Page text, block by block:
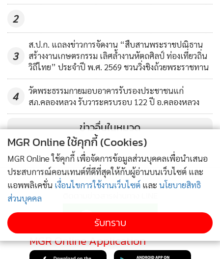
2
3
ส.ป.ก. แถลงข่าวการจัดงาน “สืบสานพระราชปณิธาน
สร้างงานเกษตรกรรม เลิศล้ำงานหัตถศิลป์ ท่องเที่ยวถิ่น
วิถีไทย” ประจำปี พ.ศ. 2569 ชวนวิ่งชิงถ้วยพระราชทาน
4
วัดพระธรรมกายมอบอาคารรับรองประชาชนแก่
สภ.คลองหลวง รับวาระครบรอบ 122 ปี อ.คลองหลวง
ข่าวอื่นในหมวด
MGR Online Application
MGR Online ใช้คุกกี้ (Cookies)
MGR Online ใช้คุกกี้ เพื่อจัดการข้อมูลส่วนบุคคลเพื่อนำเสนอ
ประสบการณ์คอนเทนต์ที่ดีที่สุดให้กับผู้อ่านบนเว็บไซต์ และ
แอพพลิเคชั่น เงื่อนไขการใช้งานเว็บไซต์ และ นโยบายสิทธิ
ส่วนบุคคล
รับทราบ